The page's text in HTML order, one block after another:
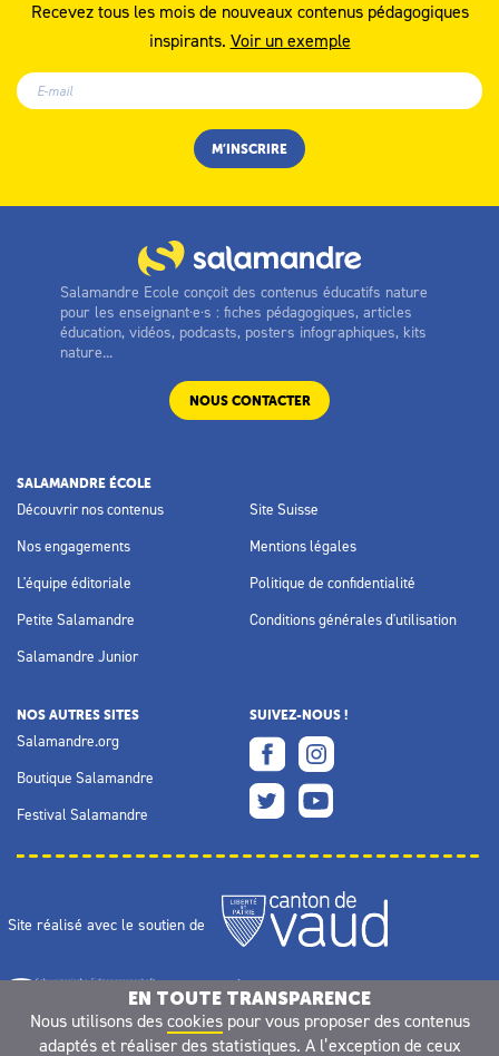
Recevez tous les mois de nouveaux contenus pédagogiques
inspirants. Voir un exemple
Salamandre Ecole conçoit des contenus éducatifs nature
pour les enseignant·e·s : fiches pédagogiques, articles
éducation, vidéos, podcasts, posters infographiques, kits
nature...
NOUS CONTACTER
SALAMANDRE ÉCOLE
Découvrir nos contenus
Nos engagements
L'équipe éditoriale
Petite Salamandre
Salamandre Junior
Site Suisse
Mentions légales
Politique de confidentialité
Conditions générales d'utilisation
NOS AUTRES SITES
Salamandre.org
Boutique Salamandre
Festival Salamandre
SUIVEZ-NOUS !
Site réalisé avec le soutien de
EN TOUTE TRANSPARENCE
Nous utilisons des cookiespour vous proposer des contenus
adaptés et réaliser des statistiques. A l’exception de ceux